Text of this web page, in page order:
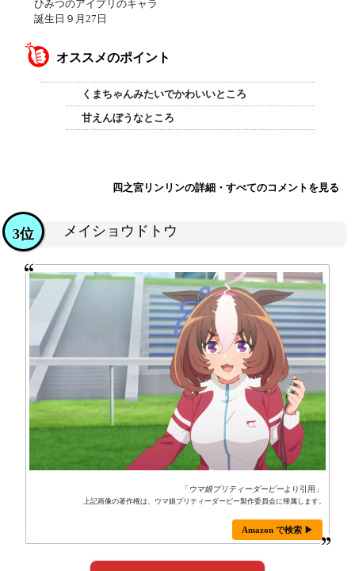
ひみつのアイプリのキャラ
誕生日９月27日
オススメのポイント
くまちゃんみたいでかわいいところ
甘えんぼうなところ
四之宮リンリンの詳細・すべてのコメントを見る
メイショウドトウ
3位
「 ウマ娘プリティーダービーより引用」
上記画像の著作権は、ウマ娘プリティーダービー製作委員会に帰属します。
Amazon で検索 ▶